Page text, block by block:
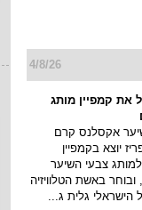
4/8/26
את קמפיין מותג
אקסלנס קרם
יוצא בקמפיין
למותג צבעי השיער
באשת הטלוויזיה
הישראלי גלית ג...